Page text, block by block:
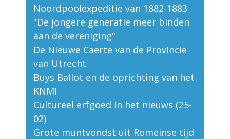
Noordpoolexpeditie van 1882-1883
"De jongere generatie meer binden
aan de vereniging"
De Nieuwe Caerte van de Provincie
van Utrecht
Buys Ballot en de oprichting van het
KNMI
Cultureel erfgoed in het nieuws (25-
02)
Grote muntvondst uit Romeinse tijd